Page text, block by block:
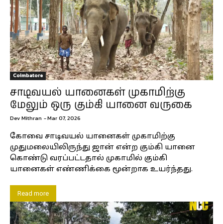
Coimbatore
சாடிவயல் யானைகள் முகாமிற்கு
மேலும் ஒரு கும்கி யானை வருகை
Dev Mithran -Mar 07, 2026
கோவை சாடிவயல் யானைகள் முகாமிற்கு
முதுமலையிலிருந்து ஜான் என்ற கும்கி யானை
கொண்டு வரப்பட்டதால் முகாமில் கும்கி
யானைகள் எண்ணிக்கை மூன்றாக உயர்ந்தது.
Read more